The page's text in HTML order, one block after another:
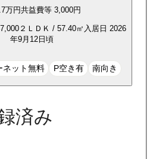
万円共益費等 3,000円
２ＬＤＫ / 57.40㎡ 入居日 2026
年9月12日頃
ネット無料 P空き有 南向き
済み